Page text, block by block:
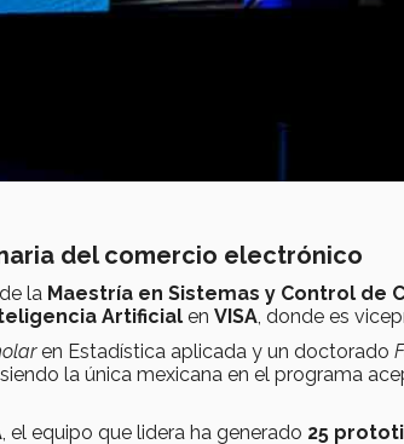
del comercio electrónico
la Maestría en Sistemas y Control de
Artificial en VISA, donde es
en Estadística aplicada y un doctorado
la única mexicana en el programa
, el equipo que lidera ha generado 25